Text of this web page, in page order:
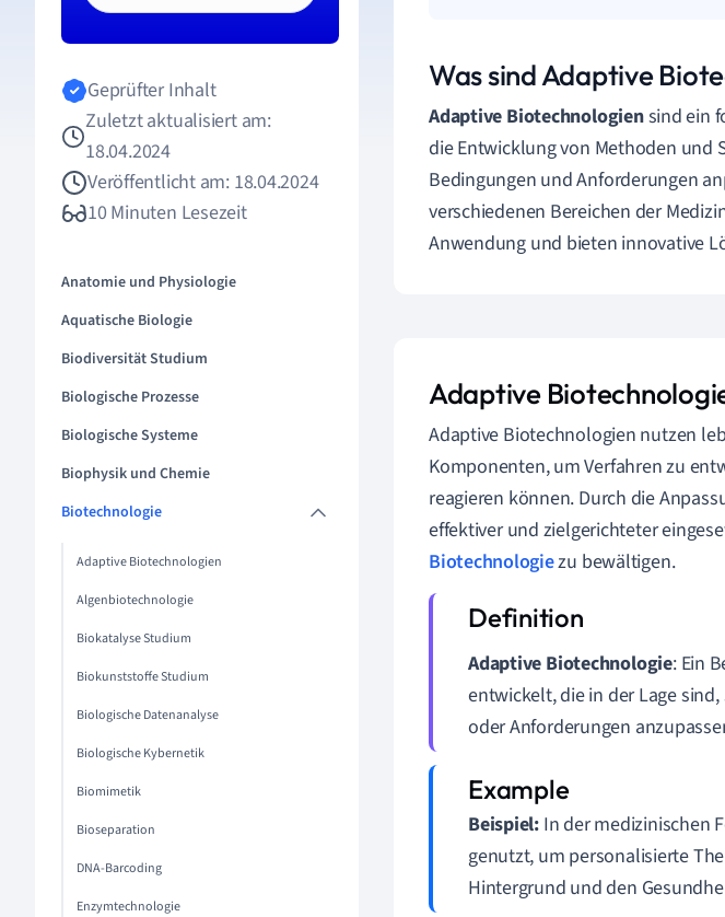
Geprüfter Inhalt
Zuletzt aktualisiert am:
18.04.2024
Veröffentlicht am: 18.04.2024
10 Minuten Lesezeit
Anatomie und Physiologie
Aquatische Biologie
Biodiversität Studium
Biologische Prozesse
Biologische Systeme
Biophysik und Chemie
Biotechnologie
Adaptive Biotechnologien
Algenbiotechnologie
Biokatalyse Studium
Biokunststoffe Studium
Biologische Datenanalyse
Biologische Kybernetik
Biomimetik
Bioseparation
DNA-Barcoding
Enzymtechnologie
Was sind Adaptive
Adaptive Biotechnologiensind ein
die Entwicklung von Methoden und
Bedingungen und Anforderungen
verschiedenen Bereichen der
Anwendung und bieten innovative
Adaptive
Adaptive Biotechnologien nutzen
Komponenten, um Verfahren zu
reagieren können. Durch die
effektiver und zielgerichteter
Biotechnologiezu bewältigen.
Adaptive Biotechnologie: Ein
entwickelt, die in der Lage
oder Anforderungen
Beispiel: In der medizinischen
genutzt, um personalisierte
Hintergrund und den